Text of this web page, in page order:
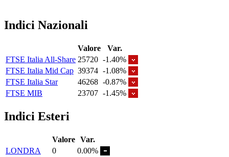
Indici Nazionali
Valore
Var.
FTSE Italia All-Share 25720 -1.40%
FTSE Italia Mid Cap 39374 -1.08%
FTSE Italia Star
46268 -0.87%
FTSE MIB
23707 -1.45%
Indici Esteri
Valore Var.
LONDRA
0
0.00%